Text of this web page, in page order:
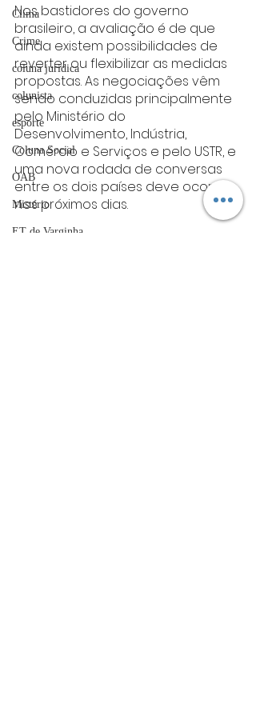
Clima
Crime
coluna juridica
colunista
esporte
Coluna Social
OAB
Mistério
ET de Varginha
Nos bastidores do governo
brasileiro, a avaliação é de que
ainda existem possibilidades de
reverter ou flexibilizar as medidas
propostas. As negociações vêm
sendo conduzidas principalmente
pelo Ministério do
Desenvolvimento, Indústria,
Comércio e Serviços e pelo USTR, e
uma nova rodada de conversas
entre os dois países deve ocorrer
nos próximos dias.